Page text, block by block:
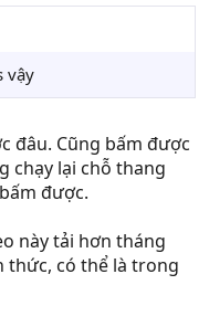
vậy
đâu. Cũng bấm được
chạy lại chỗ thang
được.
này tải hơn tháng
thức, có thể là trong